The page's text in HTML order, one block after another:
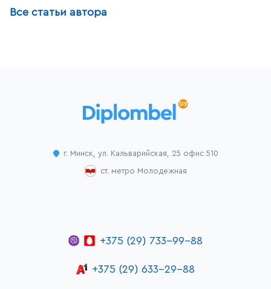
Все статьи автора
г. Минск, ул. Кальварийская, 25 офис 510
ст. метро Молодежная
+375 (29) 733-99-88
+375 (29) 633-29-88